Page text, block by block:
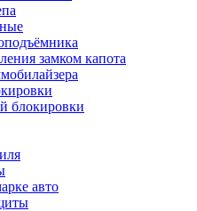
замком капота
блокировки
авто